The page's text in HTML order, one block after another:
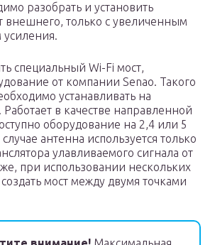
разобрать и установить
внешнего, только с увеличенным
специальный Wi-Fi мост,
от компании Senao. Такого
устанавливать на
в качестве направленной
оборудование на 2,4 или 5
антенна используется только
улавливаемого сигнала от
при использовании нескольких
мост между двумя точками